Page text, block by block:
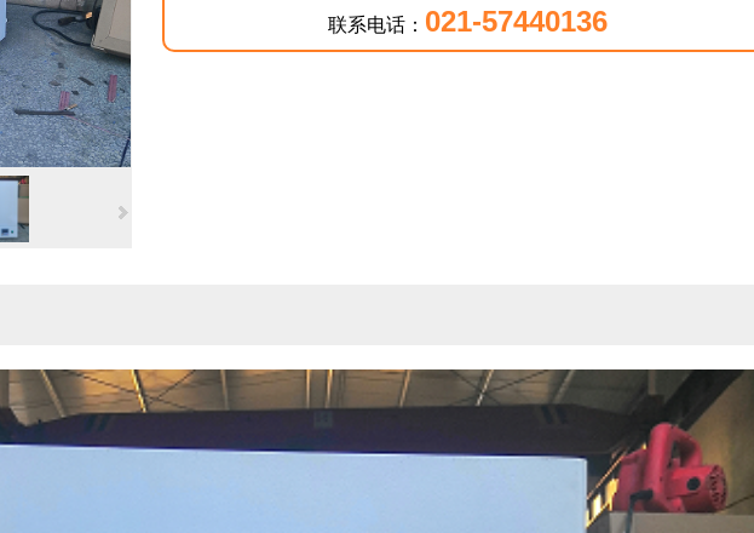
联系电话： 021-57440136